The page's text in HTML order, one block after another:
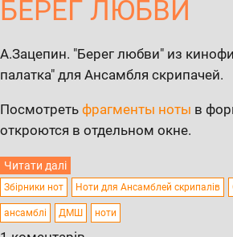
БЕРЕГ ЛЮБВИ
А.Зацепин. "Берег любви" из
палатка" для Ансамбля скрипачей.
Посмотреть фрагменты ноты в
откроются в отдельном окне.
Читати далі
Збірники нот Ноти для Ансамблей скрипалів
ансамблі ДМШ ноти